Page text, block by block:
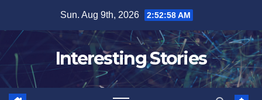
content
Sun. Aug 9th, 2026 2:52:59 AM
Interesting Stories